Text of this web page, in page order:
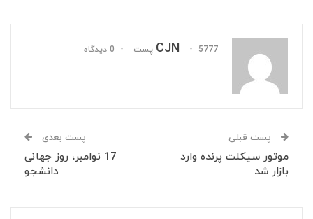
CJN 5777 پست 0 دیدگاه
پست قبلی
موتور سیکلت پرنده وارد
بازار شد
پست بعدی
17 نوامبر، روز جهانی
دانشجو